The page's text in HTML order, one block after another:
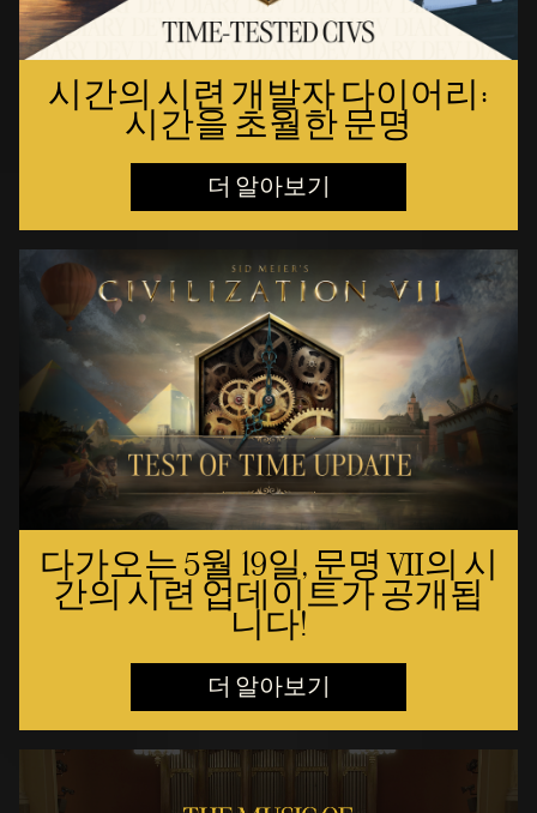
시간의 시련 개발자 다이어리:
시간을 초월한 문명
더 알아보기
다가오는 5월 19일, 문명 VII의 시
간의 시련 업데이트가 공개됩
니다!
더 알아보기